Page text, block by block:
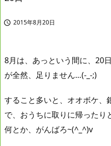
 2015年8月20日
8月は、あっという間に、20
が全然、足りません…(-_-;)
すること多いと、オオボケ、
で、おうちに取りに帰った
何とか、がんばろ~(^_^)v